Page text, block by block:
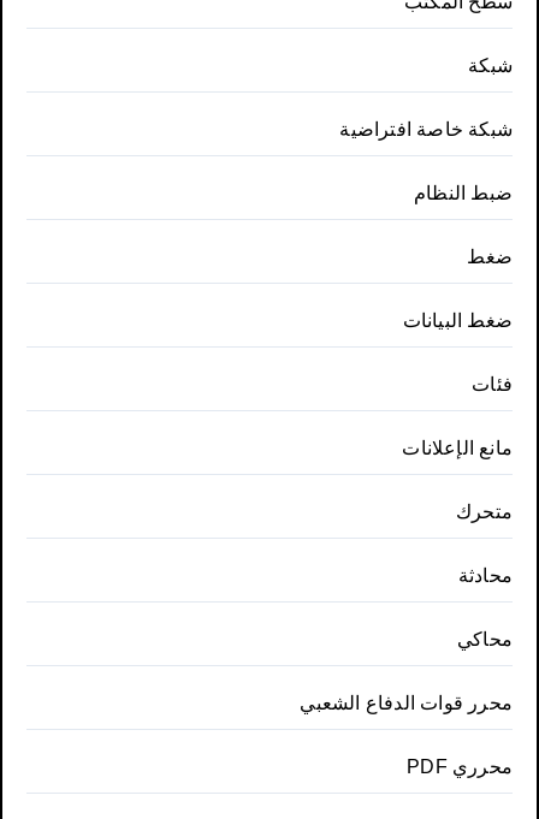
شبكة
شبكة خاصة افتراضية
ضبط النظام
ضغط
ضغط البيانات
فئات
مانع الإعلانات
متحرك
محادثة
محاكي
محرر قوات الدفاع الشعبي
محرري PDF